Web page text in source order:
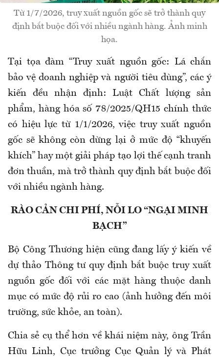
Từ 1/7/2026, truy xuất nguồn gốc sẽ trở thành quy
định bắt buộc đối với nhiều ngành hàng. Ảnh minh
họa.
Tại tọa đàm “Truy xuất nguồn gốc: Lá chắn
bảo vệ doanh nghiệp và người tiêu dùng”, các ý
kiến đều nhận định: Luật Chất lượng sản
phẩm, hàng hóa số 78/2025/QH15 chính thức
có hiệu lực từ 1/1/2026, việc truy xuất nguồn
gốc sẽ không còn dừng lại ở mức độ “khuyến
khích” hay một giải pháp tạo lợi thế cạnh tranh
đơn thuần, mà trở thành quy định bắt buộc đối
với nhiều ngành hàng.
RÀO CẢN CHI PHÍ, NỖI LO “NGẠI MINH
BẠCH”
Bộ Công Thương hiện cũng đang lấy ý kiến về
dự thảo Thông tư quy định bắt buộc truy xuất
nguồn gốc đối với các mặt hàng thuộc danh
mục có mức độ rủi ro cao (ảnh hưởng đến môi
trường, sức khỏe, an toàn).
Chia sẻ cụ thể hơn về khái niệm này, ông Trần
Hữu Linh, Cục trưởng Cục Quản lý và Phát